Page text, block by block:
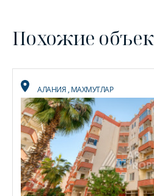
Похожие
АЛАНИЯ, МАХМУТЛАР